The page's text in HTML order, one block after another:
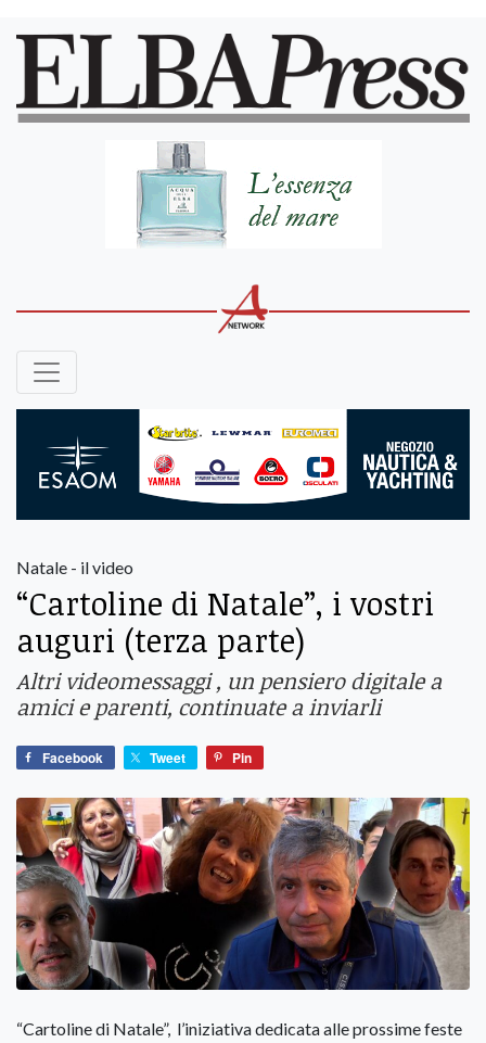
Natale - il video
“Cartoline di Natale”, i vostri
auguri (terza parte)
Altri videomessaggi , un pensiero digitale a
amici e parenti, continuate a inviarli
Facebook Tweet Pin
“Cartoline di Natale”, l’iniziativa dedicata alle prossime feste